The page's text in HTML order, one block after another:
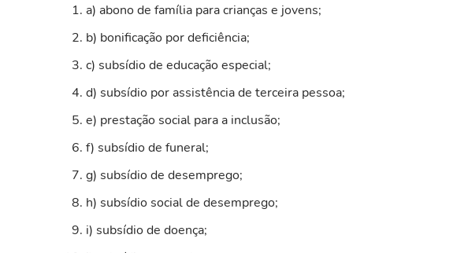
a) abono de família para crianças e jovens;
b) bonificação por deficiência;
c) subsídio de educação especial;
d) subsídio por assistência de terceira pessoa;
e) prestação social para a inclusão;
f) subsídio de funeral;
g) subsídio de desemprego;
h) subsídio social de desemprego;
i) subsídio de doença;